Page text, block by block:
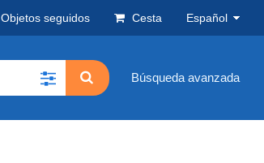
Objetos seguidos Cesta Español
Búsqueda avanzada